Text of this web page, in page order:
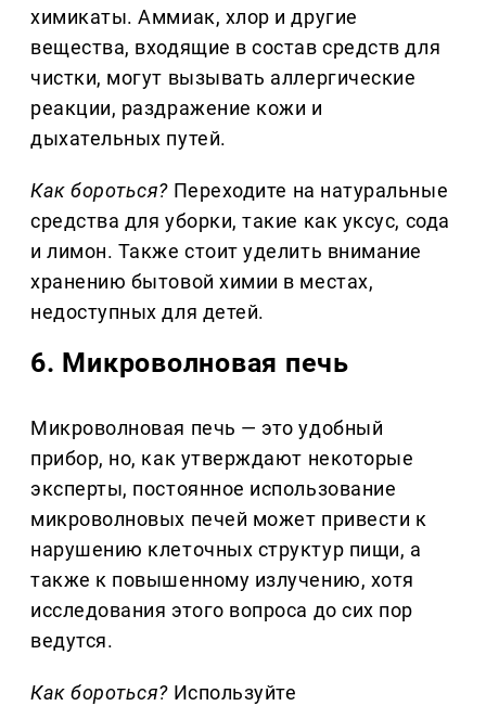
химикаты. Аммиак, хлор и другие
вещества, входящие в состав средств для
чистки, могут вызывать аллергические
реакции, раздражение кожи и
дыхательных путей.
Как бороться? Переходите на натуральные
средства для уборки, такие как уксус, сода
и лимон. Также стоит уделить внимание
хранению бытовой химии в местах,
недоступных для детей.
6. Микроволновая печь
Микроволновая печь — это удобный
прибор, но, как утверждают некоторые
эксперты, постоянное использование
микроволновых печей может привести к
нарушению клеточных структур пищи, а
также к повышенному излучению, хотя
исследования этого вопроса до сих пор
ведутся.
Как бороться? Используйте